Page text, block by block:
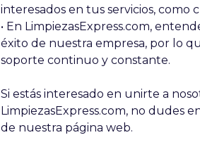
interesados en tus servicios, como
• En LimpiezasExpress.com,
éxito de nuestra empresa, por lo
soporte continuo y constante.
Si estás interesado en unirte a
LimpiezasExpress.com, no dudes
de nuestra página web.